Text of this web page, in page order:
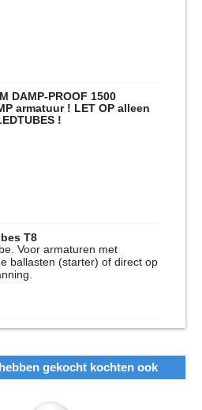
DAMP-PROOF 1500
armatuur ! LET OP alleen
!
T8
Voor armaturen met
ballasten (starter) of direct op
gekocht kochten ook